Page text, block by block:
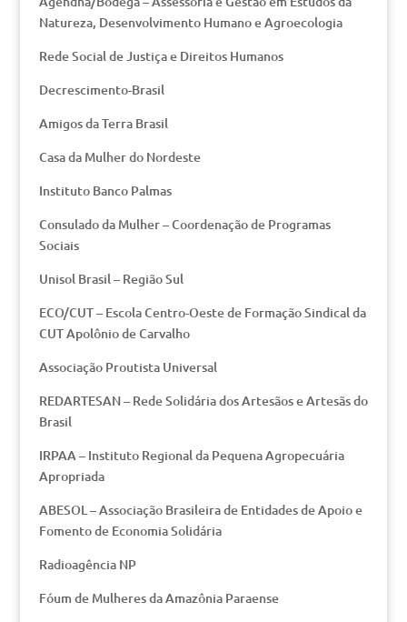
Natureza, Desenvolvimento Humano e Agroecologia
Rede Social de Justiça e Direitos Humanos
Decrescimento-Brasil
Amigos da Terra Brasil
Casa da Mulher do Nordeste
Instituto Banco Palmas
Consulado da Mulher – Coordenação de Programas
Sociais
Unisol Brasil – Região Sul
ECO/CUT – Escola Centro-Oeste de Formação Sindical da
CUT Apolônio de Carvalho
Associação Proutista Universal
REDARTESAN – Rede Solidária dos Artesãos e Artesãs do
Brasil
IRPAA – Instituto Regional da Pequena Agropecuária
Apropriada
ABESOL – Associação Brasileira de Entidades de Apoio e
Fomento de Economia Solidária
Radioagência NP
Fóum de Mulheres da Amazônia Paraense